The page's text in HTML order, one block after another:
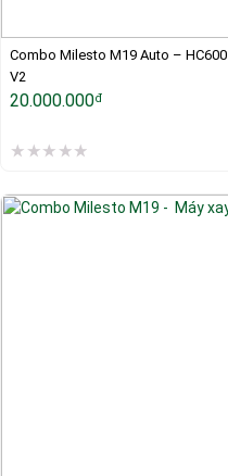
Combo Milesto M19 Auto – HC600
V2
20.000.000đ